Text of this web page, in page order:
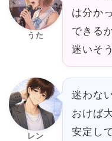
うた
は分か
できる
迷いそう
レン
迷わな
おけば
安定し